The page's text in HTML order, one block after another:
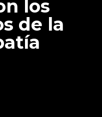
los
de la